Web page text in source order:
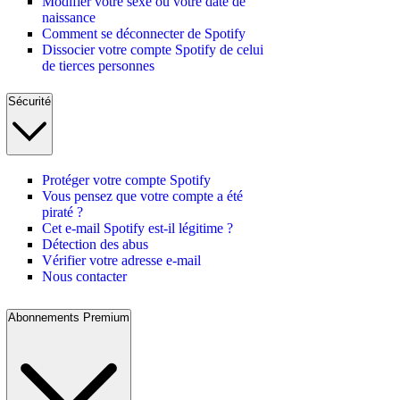
naissance
Comment se déconnecter de Spotify
Dissocier votre compte Spotify de celui
de tierces personnes
Sécurité
Protéger votre compte Spotify
Vous pensez que votre compte a été
piraté ?
Cet e-mail Spotify est-il légitime ?
Détection des abus
Vérifier votre adresse e-mail
Nous contacter
Abonnements Premium